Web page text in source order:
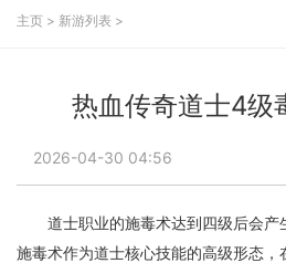
主页 > 新游列表 >
热血传奇道士4级
2026-04-30 04:56
道士职业的施毒术达到四级后会产
施毒术作为道士核心技能的高级形态